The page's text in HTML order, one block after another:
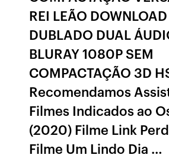
REI LEÃO
DUBLADO DUAL
BLURAY 1080P SEM
COMPACTAÇÃO 3D
Recomendamos
Filmes Indicados ao
(2020) Filme Link
Filme Um Lindo Dia …